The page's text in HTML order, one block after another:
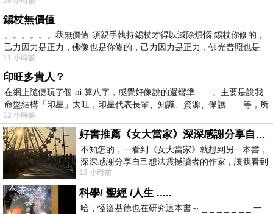
錫杖無價值
。。。。。。我無價值 須親手執持錫杖才得以滅除煩惱 錫杖你修的，
己力因力是正力，佛像也是你修的，己力因力是正力，佛光普照也是
11 小時前
印旺多貴人？
在網上隨便玩了個 ai 算八字，感覺好像說的還蠻準……。主要是說我
命盤結構「印星」太旺，印星代表長輩、知識、資源、保護……等，所
12 小時前
好書推薦《女大當家》深深感謝分享自己想法震撼讀者的作家，讓我看到不同樣貌的家庭！
不知怎的，一看到《女大當家》就想到另一本書，
深深感謝分享自己想法震撼讀者的作家，讓我看到
不同樣貌的家庭！ 《女大
12 小時前
科學/ 聖經 /人生 .....
哈，怪盜基德也在研究這本書～ _ _ _ _ _ _ _ 一